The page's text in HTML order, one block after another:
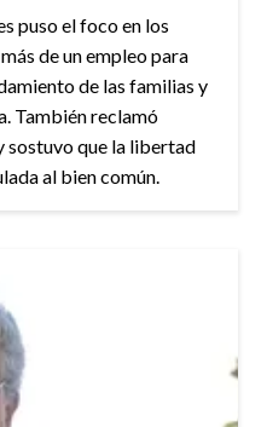
puso el foco en los
de un empleo para
de las familias y
También reclamó
sostuvo que la libertad
al bien común.